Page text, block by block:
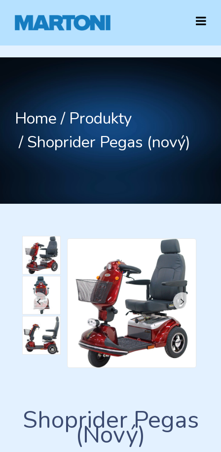
Home
Produkty
Shoprider Pegas (nový)
Shoprider Pegas
(nový)